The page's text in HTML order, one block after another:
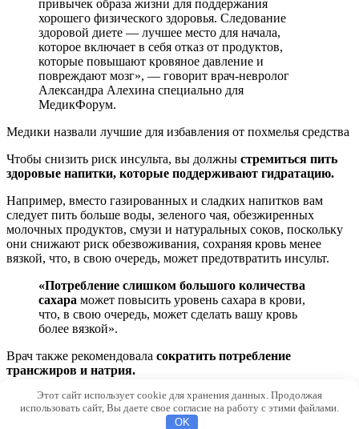
привычек образа жизни для поддержания
хорошего физического здоровья. Следование
здоровой диете — лучшее место для начала,
которое включает в себя отказ от продуктов,
которые повышают кровяное давление и
повреждают мозг», — говорит врач-невролог
Александра Алехина специально для
МедикФорум.
Медики назвали лучшие для избавления от похмелья средства
Чтобы снизить риск инсульта, вы должны стремиться пить
здоровые напитки, которые поддерживают гидратацию.
Например, вместо газированных и сладких напитков вам
следует пить больше воды, зеленого чая, обезжиренных
молочных продуктов, смузи и натуральных соков, поскольку
они снижают риск обезвоживания, сохраняя кровь менее
вязкой, что, в свою очередь, может предотвратить инсульт.
«Потребление слишком большого количества
сахара может повысить уровень сахара в крови,
что, в свою очередь, может сделать вашу кровь
более вязкой».
Врач также рекомендовала сократить потребление
трансжиров и натрия.
© 2026 MudryeMysli.ru
Этот сайт использует cookie для хранения данных. Продолжая
использовать сайт, Вы даете свое согласие на работу с этими файлами.
OK